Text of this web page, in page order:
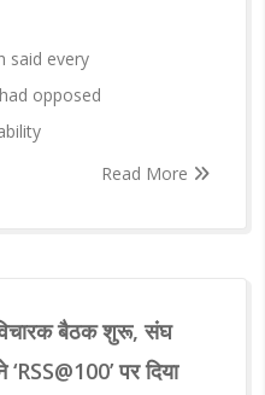
said every
opposed
Read More
विचारक बैठक शुरू, संघ
पर दिया